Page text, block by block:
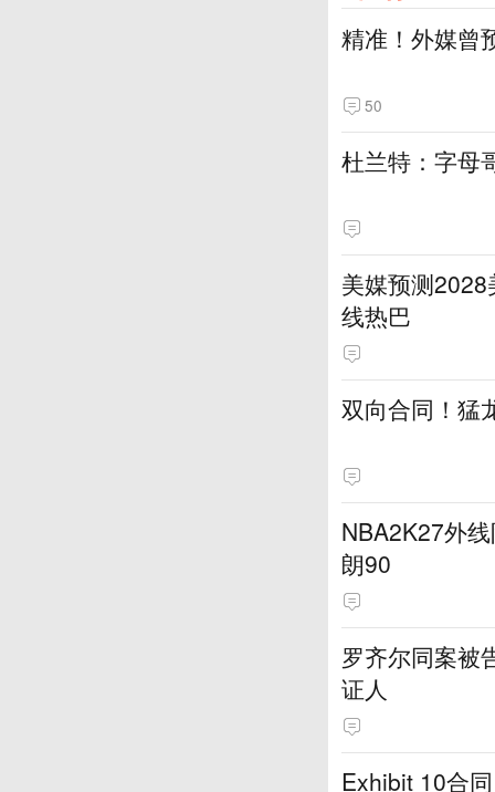
精准！外媒曾
50
杜兰特：字母
美媒预测
线热巴
双向合同！猛
NBA2K27外
朗90
罗齐尔同案被
证人
Exhibit 10合